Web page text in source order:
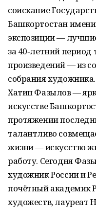
соискание
Башкортостан
экспозиции —
за 40‑летний
произведений — из
собрания художника.
Хатип Фазылов —
искусстве
протяжении
талантливо
жизни — искусство
работу. Сегодня
художник России и
почётный академик
художеств, лауреат